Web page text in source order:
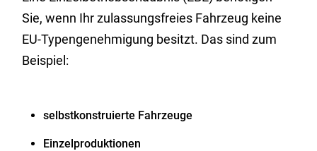
Sie, wenn Ihr zulassungsfreies Fahrzeug keine
EU-Typengenehmigung besitzt. Das sind zum
Beispiel:
selbstkonstruierte Fahrzeuge
Einzelproduktionen